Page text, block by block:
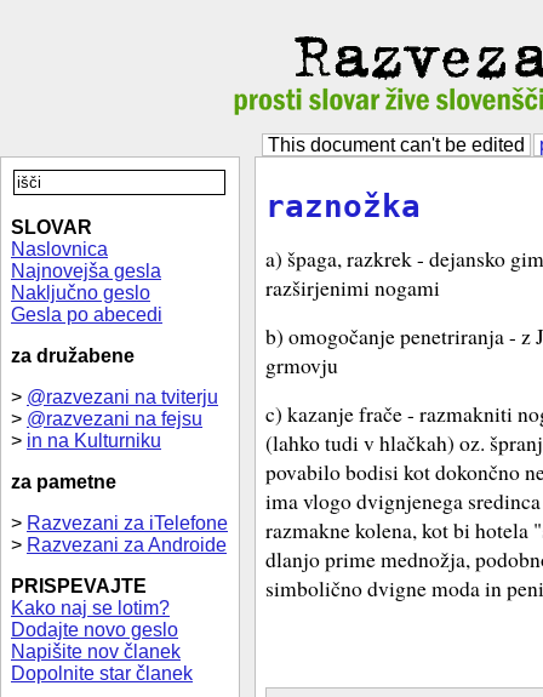
This document can't be edited
SLOVAR
Naslovnica
Najnovejša gesla
Naključno geslo
Gesla po abecedi
za družabene
> @razvezani na tviterju
> @razvezani na fejsu
> in na Kulturniku
za pametne
> Razvezani za iTelefone
> Razvezani za Androide
PRISPEVAJTE
Kako naj se lotim?
Dodajte novo geslo
Napišite nov članek
Dopolnite star članek
raznožka
a) špaga, razkrek - dejansko
razširjenimi nogami
b) omogočanje penetriranja - z
grmovju
c) kazanje frače - razmakniti
(lahko tudi v hlačkah) oz.
povabilo bodisi kot dokončno
ima vlogo dvignjenega
razmakne kolena, kot bi hotela
dlanjo prime mednožja,
simbolično dvigne moda in